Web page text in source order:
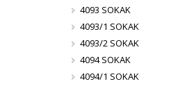
4093 SOKAK
4093/1 SOKAK
4093/2 SOKAK
4094 SOKAK
4094/1 SOKAK